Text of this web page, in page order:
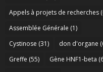
Appels à projets de recherches
Assemblée Générale (1)
Cystinose (31) don d'organe
Greffe (55) Gène HNF1-beta